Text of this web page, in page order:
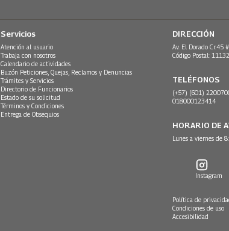
Servicios
Atención al usuario
Trabaja con nosotros
Calendario de actividades
Buzón Peticiones, Quejas, Reclamos y Denuncias
Trámites y Servicios
Directorio de Funcionarios
Estado de su solicitud
Términos y Condiciones
Entrega de Obsequios
DIRECCIÓN
Av. El Dorado Cr.45
Código Postal:
TELÉFONOS
(+57) (601)
018000123414
HORARIO DE
Lunes a viernes de
Instagram
Política de
Condiciones de uso
Accesibilidad